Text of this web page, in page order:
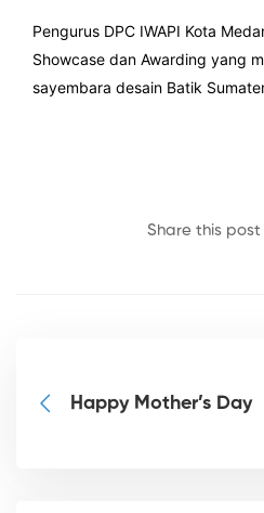
Pengurus DPC IWAPI Kota
Showcase dan Awarding yang
sayembara desain Batik
Share this post
Happy Mother’s Day